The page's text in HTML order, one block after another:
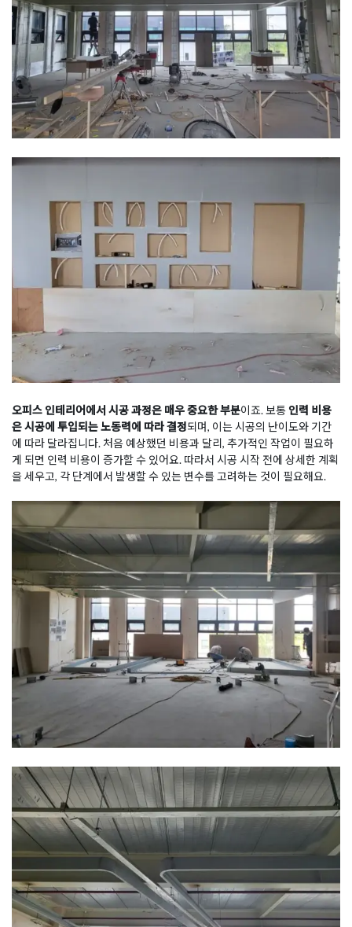
오피스 인테리어에서 시공 과정은 매우 중요한 부분이죠. 보통 인력 비용
은 시공에 투입되는 노동력에 따라 결정되며, 이는 시공의 난이도와 기간
에 따라 달라집니다. 처음 예상했던 비용과 달리, 추가적인 작업이 필요하
게 되면 인력 비용이 증가할 수 있어요. 따라서 시공 시작 전에 상세한 계획
을 세우고, 각 단계에서 발생할 수 있는 변수를 고려하는 것이 필요해요.